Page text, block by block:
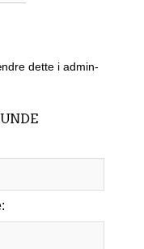
dette i admin-